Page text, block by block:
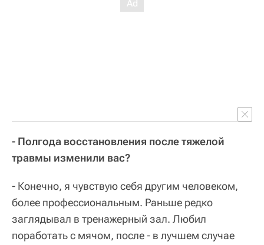
- Полгода восстановления после тяжелой
травмы изменили вас?
- Конечно, я чувствую себя другим человеком,
более профессиональным. Раньше редко
заглядывал в тренажерный зал. Любил
поработать с мячом, после - в лучшем случае